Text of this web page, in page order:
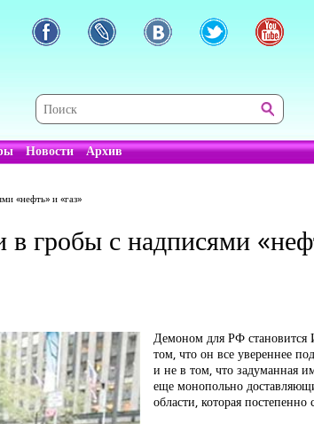
Новости Архив
«нефть» и «газ»
в гробы с надписями
Демоном для РФ становится
том, что он все увереннее
и не в том, что задуманная
еще монопольно
области, которая